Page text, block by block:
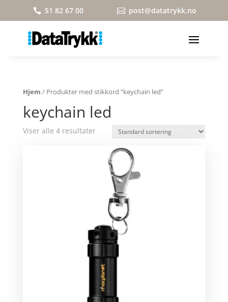
 51 82 67 00  post@datatrykk.no
Hjem / Produkter med stikkord “keychain led”
keychain led
Viser alle 4 resultater